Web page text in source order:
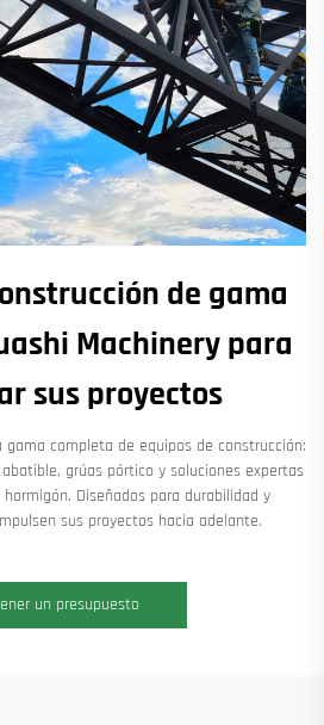
de gama
Machinery para
sus proyectos
gama completa de equipos de construcción:
grúas pórtico y soluciones expertas
Diseñados para durabilidad y
sus proyectos hacia adelante.
un presupuesto